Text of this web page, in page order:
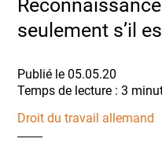
seulement s’il
Publié le 05.05.20
Droit du travail allemand